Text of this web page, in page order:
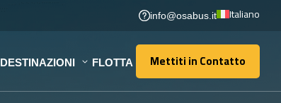
info@osabus.it Italiano
DESTINAZIONI FLOTTA Mettiti in Contatto
Mettiti in Contatto